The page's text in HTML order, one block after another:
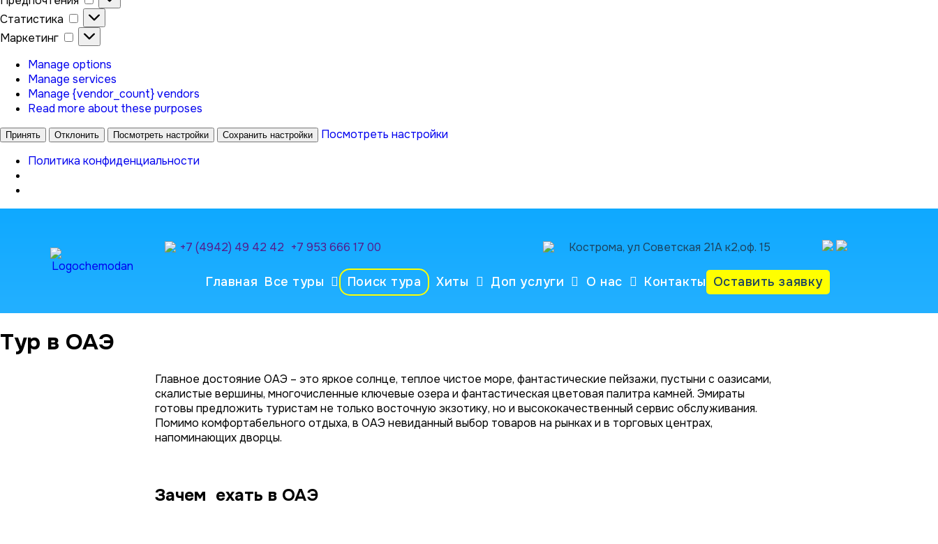
Статистика
Статистика
Маркетинг
Маркетинг
Manage options
Manage services
Manage {vendor_count} vendors
Read more about these purposes
Принять Отклонить Посмотреть настройки Сохранить настройки
Посмотреть настройки
Политика конфиденциальности
+7 (4942) 49 42 42 +7 953 666 17 00 Кострома, ул Советская 21А к2,оф. 15
Главная Все туры Поиск тура Хиты Доп услуги О нас Контакты Оставить заявку
Тур в ОАЭ
Главное достояние ОАЭ – это яркое солнце, теплое чистое море, фантастические пейзажи, пустыни с оазисами,
скалистые вершины, многочисленные ключевые озера и фантастическая цветовая палитра камней. Эмираты
готовы предложить туристам не только восточную экзотику, но и высококачественный сервис обслуживания.
Помимо комфортабельного отдыха, в ОАЭ невиданный выбор товаров на рынках и в торговых центрах,
напоминающих дворцы.
Зачем ехать в ОАЭ